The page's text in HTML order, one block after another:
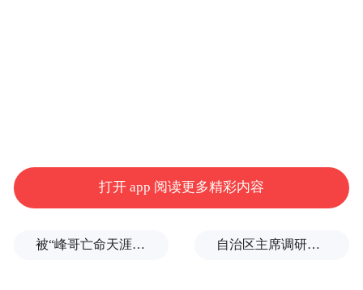
党员们还与老人亲切交流，了解他们的身体
状况和生活需求，让老人们在寒冬中感受到
打开 app 阅读更多精彩内容
被“峰哥亡命天涯”举报偷税漏税，《铁齿铜牙纪晓岚》编剧汪海林回应 自治区主席调研微短剧，和“95后”创始人交流